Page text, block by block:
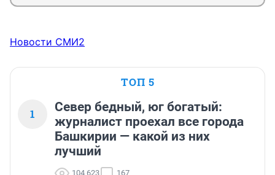
Новости СМИ2
ТОП 5
1
Север бедный, юг богатый:
журналист проехал все города
Башкирии — какой из них
лучший
104 623 167